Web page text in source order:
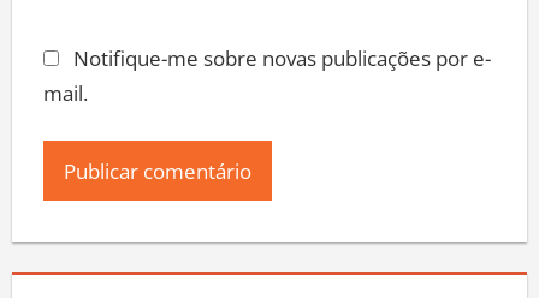
Notifique-me sobre novas publicações por e-
mail.